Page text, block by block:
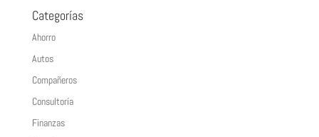
Categorías
Ahorro
Autos
Compañeros
Consultoría
Finanzas